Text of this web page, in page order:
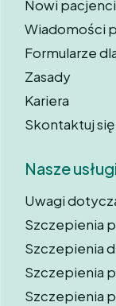
Nowi pacjenci
Wiadomości
Formularze
Zasady
Kariera
Skontaktuj się
Nasze usługi
Uwagi
Szczepienia
Szczepienia
Szczepienia
Szczepienia